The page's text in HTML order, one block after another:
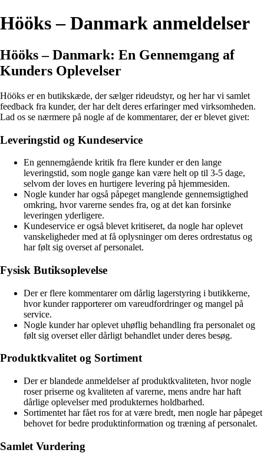
Hööks – Danmark anmeldelser
Hööks – Danmark: En Gennemgang af
Kunders Oplevelser
Hööks er en butikskæde, der sælger rideudstyr, og her har vi samlet
feedback fra kunder, der har delt deres erfaringer med virksomheden.
Lad os se nærmere på nogle af de kommentarer, der er blevet givet:
Leveringstid og Kundeservice
En gennemgående kritik fra flere kunder er den lange
leveringstid, som nogle gange kan være helt op til 3-5 dage,
selvom der loves en hurtigere levering på hjemmesiden.
Nogle kunder har også påpeget manglende gennemsigtighed
omkring, hvor varerne sendes fra, og at det kan forsinke
leveringen yderligere.
Kundeservice er også blevet kritiseret, da nogle har oplevet
vanskeligheder med at få oplysninger om deres ordrestatus og
har følt sig overset af personalet.
Fysisk Butiksoplevelse
Der er flere kommentarer om dårlig lagerstyring i butikkerne,
hvor kunder rapporterer om vareudfordringer og mangel på
service.
Nogle kunder har oplevet uhøflig behandling fra personalet og
følt sig overset eller dårligt behandlet under deres besøg.
Produktkvalitet og Sortiment
Der er blandede anmeldelser af produktkvaliteten, hvor nogle
roser priserne og kvaliteten af varerne, mens andre har haft
dårlige oplevelser med produkternes holdbarhed.
Sortimentet har fået ros for at være bredt, men nogle har påpeget
behovet for bedre produktinformation og træning af personalet.
Samlet Vurdering